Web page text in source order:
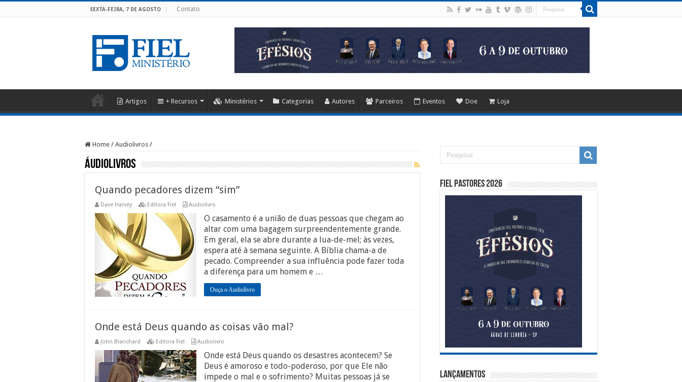
SEXTA-FEIRA, 7 DE AGOSTO Contato
Artigos + Recursos Ministérios Categorias Autores Parceiros Eventos Doe Loja
Home / Audiolivros /
Áudiolivros
Quando pecadores dizem “sim”
Dave Harvey Editora Fiel Audiolivro
O casamento é a união de duas pessoas que chegam ao
altar com uma bagagem surpreendentemente grande.
Em geral, ela se abre durante a lua-de-mel; às vezes,
espera até à semana seguinte. A Bíblia chama-a de
pecado. Compreender a sua influência pode fazer toda
a diferença para um homem e …
Ouça o Audiolivro
Onde está Deus quando as coisas vão mal?
John Blanchard Editora Fiel Audiolivro
Onde está Deus quando os desastres acontecem? Se
Deus é amoroso e todo-poderoso, por que Ele não
impede o mal e o sofrimento? Muitas pessoas já se
Fiel Pastores 2026
Lançamentos